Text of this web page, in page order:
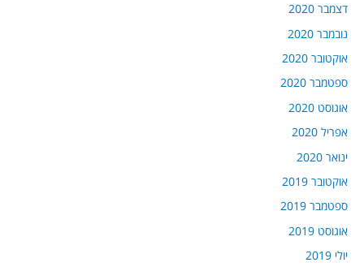
דצמבר 2020
נובמבר 2020
אוקטובר 2020
ספטמבר 2020
אוגוסט 2020
אפריל 2020
ינואר 2020
אוקטובר 2019
ספטמבר 2019
אוגוסט 2019
יולי 2019